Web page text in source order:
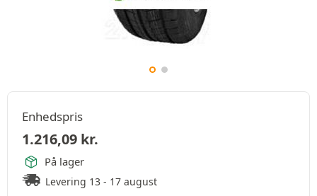
Enhedspris
1.216,09 kr.
På lager
Levering 13 - 17 august